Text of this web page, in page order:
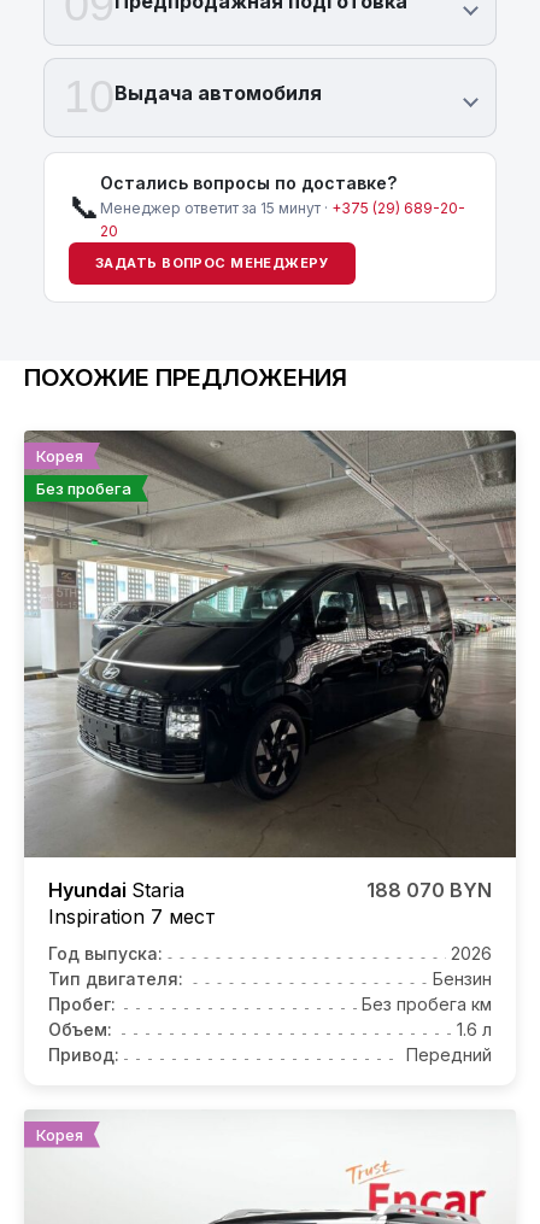
10Выдача автомобиля
📞
Остались вопросы по доставке?
Менеджер ответит за 15 минут · +375 (29) 689-20-
20
ЗАДАТЬ ВОПРОС МЕНЕДЖЕРУ
ПОХОЖИЕ ПРЕДЛОЖЕНИЯ
Корея
Без пробега
Hyundai Staria
Inspiration 7 мест
188 070 BYN
Год выпуска:
2026
Тип двигателя:
Бензин
Пробег:
Без пробега км
Объем:
1.6 л
Привод:
Передний
Корея